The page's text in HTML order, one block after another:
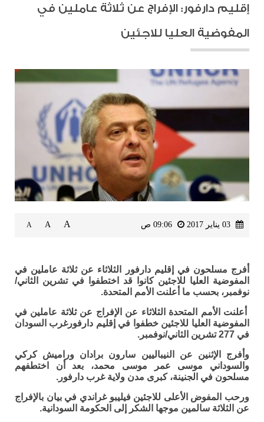
إقليم دارفور: الإفراج عن ثلاثة عاملين في
المفوضية العليا للاجئين
A
A
A
أفرج مسلحون في إقليم دارفور الثلاثاء عن ثلاثة عاملين في
المفوضية العليا للاجئين كانوا قد اختطفوا في تشرين الثاني/
نوفمبر، بحسب ما أعلنت الأمم المتحدة.
أعلنت الأمم المتحدة الثلاثاء عن الإفراج عن ثلاثة عاملين في
المفوضية العليا للاجئين خطفوا في إقليم دارفورغرب السودان
في 277 تشرين الثاني/نوفمبر.
وأفرج الإثنين عن النيباليين سارون برادان وراميش كركي
والسوداني موسى عمر موسى محمد، بعد أن اختطفهم
مسلحون في الجنينة، كبرى مدن ولاية غرب دارفور.
ورحب المفوض الأعلى للاجئين فيليبو غراندي في بيان بالإفراج
عن الثلاثة سالمين موجها الشكر إلى الحكومة السودانية.